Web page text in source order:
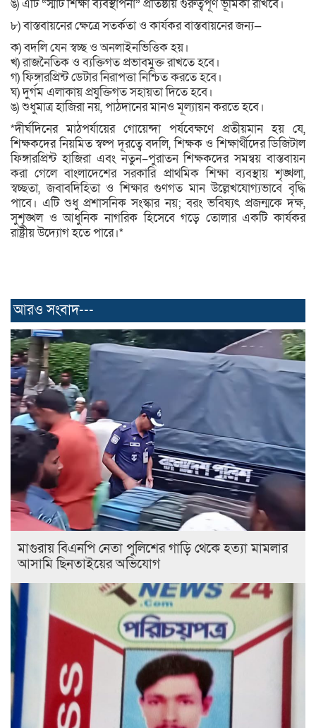
ঙ) এটি “স্মার্ট শিক্ষা ব্যবস্থাপনা” প্রতিষ্ঠায় গুরুত্বপূর্ণ ভূমিকা রাখবে।
৮) বাস্তবায়নের ক্ষেত্রে সতর্কতা ও কার্যকর বাস্তবায়নের জন্য—
ক) বদলি যেন স্বচ্ছ ও অনলাইনভিত্তিক হয়।
খ) রাজনৈতিক ও ব্যক্তিগত প্রভাবমুক্ত রাখতে হবে।
গ) ফিঙ্গারপ্রিন্ট ডেটার নিরাপত্তা নিশ্চিত করতে হবে।
ঘ) দুর্গম এলাকায় প্রযুক্তিগত সহায়তা দিতে হবে।
ঙ) শুধুমাত্র হাজিরা নয়, পাঠদানের মানও মূল্যায়ন করতে হবে।
*দীর্ঘদিনের মাঠপর্যায়ের গোয়েন্দা পর্যবেক্ষণে প্রতীয়মান হয় যে,
শিক্ষকদের নিয়মিত স্বল্প দূরত্বে বদলি, শিক্ষক ও শিক্ষার্থীদের ডিজিটাল
ফিঙ্গারপ্রিন্ট হাজিরা এবং নতুন–পুরাতন শিক্ষকদের সমন্বয় বাস্তবায়ন
করা গেলে বাংলাদেশের সরকারি প্রাথমিক শিক্ষা ব্যবস্থায় শৃঙ্খলা,
স্বচ্ছতা, জবাবদিহিতা ও শিক্ষার গুণগত মান উল্লেখযোগ্যভাবে বৃদ্ধি
পাবে। এটি শুধু প্রশাসনিক সংস্কার নয়; বরং ভবিষ্যৎ প্রজন্মকে দক্ষ,
সুশৃঙ্খল ও আধুনিক নাগরিক হিসেবে গড়ে তোলার একটি কার্যকর
রাষ্ট্রীয় উদ্যোগ হতে পারে।*
আরও সংবাদ---
মাগুরায় বিএনপি নেতা পুলিশের গাড়ি থেকে হত্যা মামলার
আসামি ছিনতাইয়ের অভিযোগ